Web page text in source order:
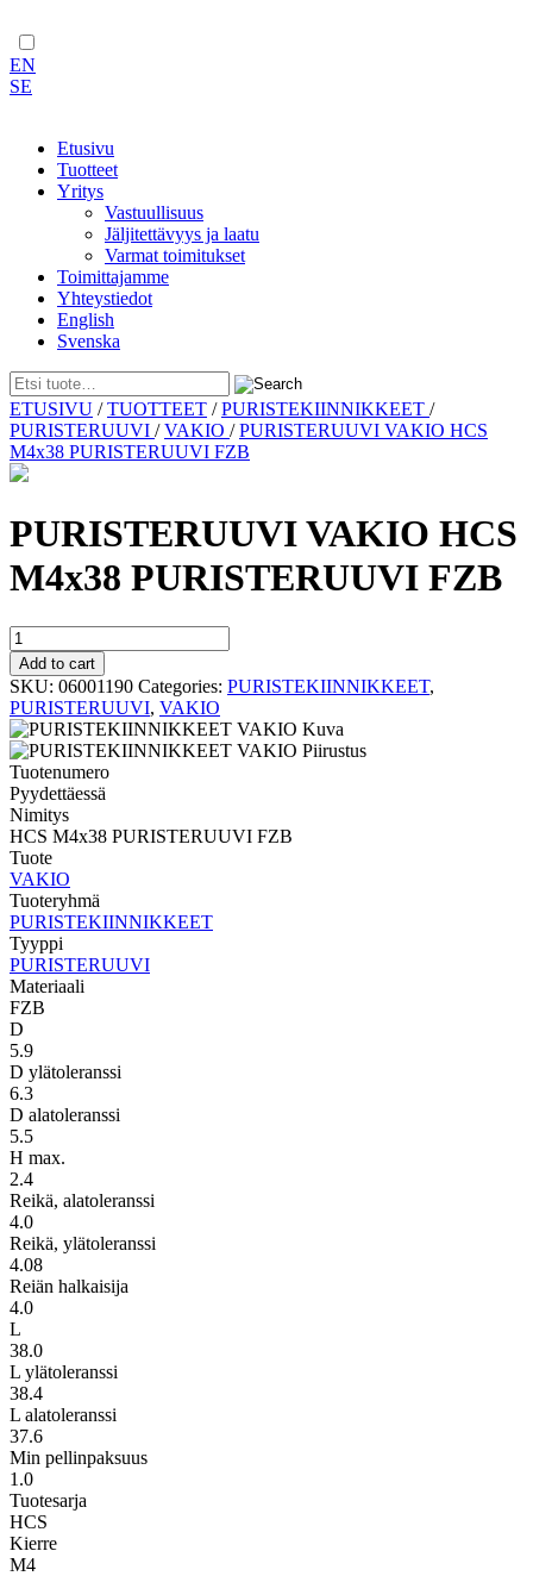
EN
SE
Etusivu
Tuotteet
Yritys
Vastuullisuus
Jäljitettävyys ja laatu
Varmat toimitukset
Toimittajamme
Yhteystiedot
English
Svenska
Skip
to
content
ETUSIVU /TUOTTEET /PURISTEKIINNIKKEET /
PURISTERUUVI /VAKIO /PURISTERUUVI VAKIO HCS
M4x38 PURISTERUUVI FZB
PURISTERUUVI VAKIO HCS
M4x38 PURISTERUUVI FZB
PURISTERUUVI
VAKIO
HCS
M4x38
PURISTERUUVI
FZB
quantity
Add to cart
SKU: 06001190 Categories: PURISTEKIINNIKKEET,
PURISTERUUVI, VAKIO
Tuotenumero
Pyydettäessä
Nimitys
HCS M4x38 PURISTERUUVI FZB
Tuote
VAKIO
Tuoteryhmä
PURISTEKIINNIKKEET
Tyyppi
PURISTERUUVI
Materiaali
FZB
D
5.9
D ylätoleranssi
6.3
D alatoleranssi
5.5
H max.
2.4
Reikä, alatoleranssi
4.0
Reikä, ylätoleranssi
4.08
Reiän halkaisija
4.0
L
38.0
L ylätoleranssi
38.4
L alatoleranssi
37.6
Min pellinpaksuus
1.0
Tuotesarja
HCS
Kierre
M4